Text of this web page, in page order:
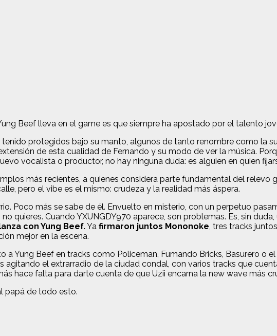
Beef lleva en el game es que siempre ha apostado por el talento
tenido protegidos bajo su manto, algunos de tanto renombre como la
de esta cualidad de Fernando y su modo de ver la música.
vocalista o productor, no hay ninguna duda: es alguien en quien
más recientes, a quienes considera parte fundamental del relevo
pero el vibe es el mismo: crudeza y la realidad más áspera.
Poco más se sabe de él. Envuelto en misterio, con un perpetuo
quieres. Cuando YXUNGDY970 aparece, son problemas. Es, sin
con Yung Beef.Ya firmaron juntos Mononoke, tres tracks
mejor en la escena.
a Yung Beef en tracks como Policeman, Fumando Bricks, Basurero o
agitando el extrarradio de la ciudad condal, con varios tracks que
hace falta para darte cuenta de que Uzii encarna la new wave más
papá de todo esto.